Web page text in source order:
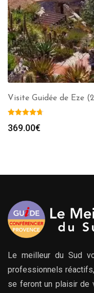
Visite Guidée de Eze
369.00€
Le meilleur du Sud
professionnels
se feront un plaisir de